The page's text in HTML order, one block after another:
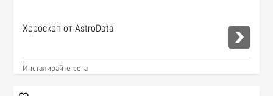
Хороскоп от AstroData
Инсталирайте сега